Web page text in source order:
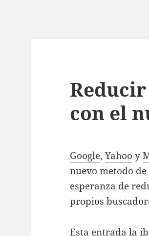
con el
Google,Yahoo y
nuevo metodo
esperanza de
propios
Esta entrada la